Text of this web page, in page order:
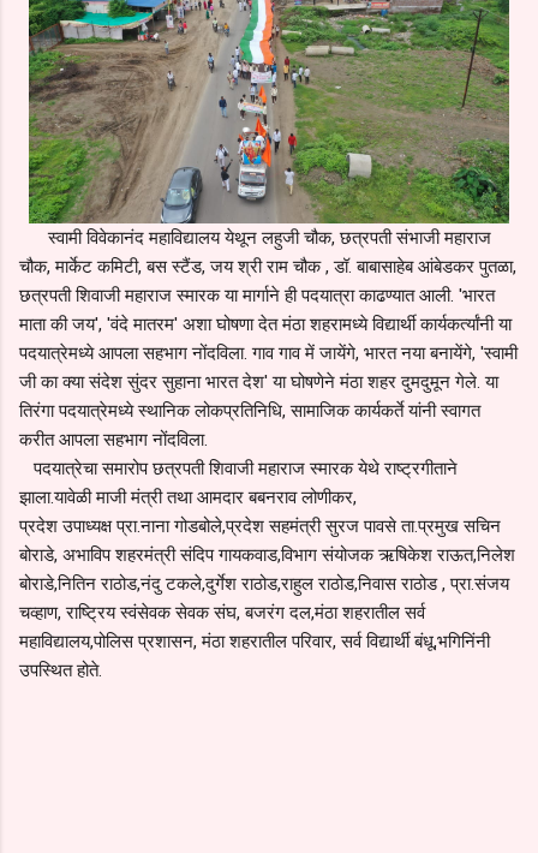
स्वामी विवेकानंद महाविद्यालय येथून लहुजी चौक, छत्रपती संभाजी महाराज
चौक, मार्केट कमिटी, बस स्टैंड, जय श्री राम चौक , डॉ. बाबासाहेब आंबेडकर पुतळा,
छत्रपती शिवाजी महाराज स्मारक या मार्गाने ही पदयात्रा काढण्यात आली. 'भारत
माता की जय', 'वंदे मातरम' अशा घोषणा देत मंठा शहरामध्ये विद्यार्थी कार्यकर्त्यांनी या
पदयात्रेमध्ये आपला सहभाग नोंदविला. गाव गाव में जायेंगे, भारत नया बनायेंगे, 'स्वामी
जी का क्या संदेश सुंदर सुहाना भारत देश' या घोषणेने मंठा शहर दुमदुमून गेले. या
तिरंगा पदयात्रेमध्ये स्थानिक लोकप्रतिनिधि, सामाजिक कार्यकर्ते यांनी स्वागत
करीत आपला सहभाग नोंदविला.
पदयात्रेचा समारोप छत्रपती शिवाजी महाराज स्मारक येथे राष्ट्रगीताने
झाला.यावेळी माजी मंत्री तथा आमदार बबनराव लोणीकर,
प्रदेश उपाध्यक्ष प्रा.नाना गोडबोले,प्रदेश सहमंत्री सुरज पावसे ता.प्रमुख सचिन
बोराडे, अभाविप शहरमंत्री संदिप गायकवाड,विभाग संयोजक ऋषिकेश राऊत,निलेश
बोराडे,नितिन राठोड,नंदु टकले,दुर्गेश राठोड,राहुल राठोड,निवास राठोड , प्रा.संजय
चव्हाण, राष्ट्रिय स्वंसेवक सेवक संघ, बजरंग दल,मंठा शहरातील सर्व
महाविद्यालय,पोलिस प्रशासन, मंठा शहरातील परिवार, सर्व विद्यार्थी बंधू,भगिनिंनी
उपस्थित होते.